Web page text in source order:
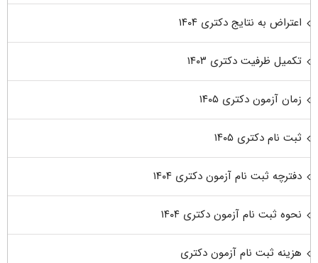
اعتراض به نتایج دکتری ۱۴۰۴
تکمیل ظرفیت دکتری ۱۴۰۳
زمان آزمون دکتری ۱۴۰۵
ثبت نام دکتری ۱۴۰۵
دفترچه ثبت نام آزمون دکتری ۱۴۰۴
نحوه ثبت نام آزمون دکتری ۱۴۰۴
هزینه ثبت نام آزمون دکتری